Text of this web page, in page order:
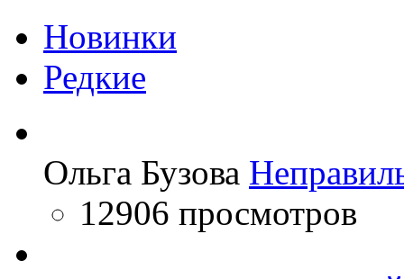
Новинки
Редкие
Ольга Бузова
12906 просмотров